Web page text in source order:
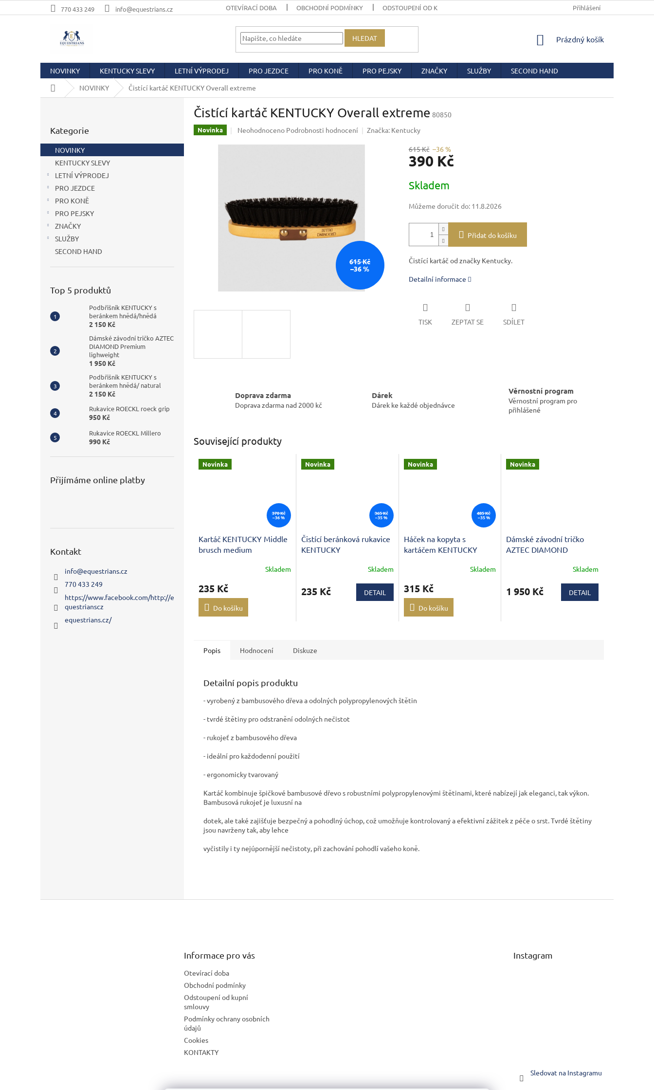
na
770 433 249 info@equestrians.cz OTEVÍRACÍ DOBA OBCHODNÍ PODMÍNKY ODSTOUPENÍ OD KUPNÍ SMLOUVY PODMÍNKY OCHRANY OSOBNÍCH ÚDAJŮ
Přihlášení
HLEDAT
NÁKUPNÍ
Prázdný košík
NOVINKY KENTUCKY SLEVY LETNÍ VÝPRODEJ PRO JEZDCE PRO KONĚ PRO PEJSKY ZNAČKY SLUŽBY
SECOND HAND
Domů
NOVINKY Čistící kartáč KENTUCKY Overall extreme
r
a
kategorie
Kategorie
NOVINKY
KENTUCKY SLEVY
LETNÍ VÝPRODEJ
PRO JEZDCE
PRO KONĚ
PRO PEJSKY
ZNAČKY
SLUŽBY
SECOND HAND
Top 5 produktů
Podbřišník KENTUCKY s
beránkem hnědá/hnědá
2 150 Kč
Dámské závodní tričko AZTEC
DIAMOND Premium
lighweight
1 950 Kč
Podbřišník KENTUCKY s
beránkem hnědá/ natural
2 150 Kč
Rukavice ROECKL roeck grip
950 Kč
Rukavice ROECKL Millero
990 Kč
Přijímáme online platby
Kontakt
info@equestrians.cz
770 433 249
https://www.facebook.com/http://e
questrianscz
equestrians.cz/
Čistící kartáč KENTUCKY Overall extreme 80850
Novinka
Průměrné
Neohodnoceno Podrobnosti hodnocení Značka: Kentucky
615 Kč
–36 %
615 Kč –36 %
390 Kč
cena:
Skladem
Můžeme doručit do: 11.8.2026
Přidat do košíku
Čistící kartáč od značky Kentucky.
Detailní informace
TISK ZEPTAT SE SDÍLET
Doprava zdarma
Doprava zdarma nad 2000 kč
Dárek
Dárek ke každé objednávce
Věrnostní program
Věrnostní program pro
přihlášené
Související produkty
Novinka
370 Kč
–36 %
Kartáč KENTUCKY Middle
brusch medium
Skladem
235 Kč
Do košíku
Novinka
365 Kč
–35 %
Čistící beránková rukavice
KENTUCKY
Skladem
235 Kč DETAIL
Novinka
485 Kč
–35 %
Háček na kopyta s
kartáčem KENTUCKY
Skladem
315 Kč
Do košíku
Novinka
Dámské závodní tričko
AZTEC DIAMOND
Skladem
1 950 Kč DETAIL
Popis Hodnocení Diskuze
Detailní popis produktu
- vyrobený z bambusového dřeva a odolných polypropylenových štětin
- tvrdé štětiny pro odstranění odolných nečistot
- rukojeť z bambusového dřeva
- ideální pro každodenní použití
- ergonomicky tvarovaný
Kartáč kombinuje špičkové bambusové dřevo s robustními polypropylenovými štětinami, které nabízejí jak eleganci, tak výkon.
Bambusová rukojeť je luxusní na
dotek, ale také zajišťuje bezpečný a pohodlný úchop, což umožňuje kontrolovaný a efektivní zážitek z péče o srst. Tvrdé štětiny
jsou navrženy tak, aby lehce
vyčistily i ty nejúpornější nečistoty, při zachování pohodlí vašeho koně.
Informace pro vás
Otevírací doba
Obchodní podmínky
Odstoupení od kupní
smlouvy
Podmínky ochrany osobních
údajů
Cookies
KONTAKTY
Instagram
Sledovat na Instagramu